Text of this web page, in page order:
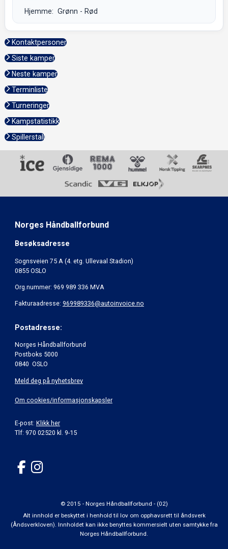
Hjemme: Grønn - Rød
Kontaktpersoner
Siste kamper
Neste kamper
Terminliste
Turneringer
Kampstatistikk
Spillerstall
Norges Håndballforbund
Besøksadresse
Sognsveien 75 A (4. etg. Ullevaal Stadion)
0855 OSLO
Org.nummer: 969 989 336 MVA
Fakturaadresse: 969989336@autoinvoice.no
Postadresse:
Norges Håndballforbund
Postboks 5000
0840 OSLO
Meld deg på nyhetsbrev
Om cookies/informasjonskapsler
E-post: Klikk her
Tlf: 970 02520 kl. 9-15
© 2015 - Norges Håndballforbund - (02)
Alt innhold er beskyttet i henhold til lov om opphavsrett til åndsverk
(Åndsverkloven). Innholdet kan ikke benyttes kommersielt uten samtykke fra
Norges Håndballforbund.